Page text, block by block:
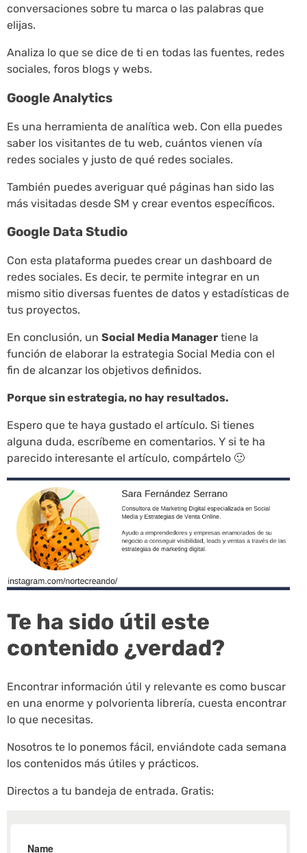
conversaciones sobre tu marca o las palabras que
elijas.
Analiza lo que se dice de ti en todas las fuentes, redes
sociales, foros blogs y webs.
Google Analytics
Es una herramienta de analítica web. Con ella puedes
saber los visitantes de tu web, cuántos vienen vía
redes sociales y justo de qué redes sociales.
También puedes averiguar qué páginas han sido las
más visitadas desde SM y crear eventos específicos.
Google Data Studio
Con esta plataforma puedes crear un dashboard de
redes sociales. Es decir, te permite integrar en un
mismo sitio diversas fuentes de datos y estadísticas de
tus proyectos.
En conclusión, un Social Media Manager tiene la
función de elaborar la estrategia Social Media con el
fin de alcanzar los objetivos definidos.
Porque sin estrategia, no hay resultados.
Espero que te haya gustado el artículo. Si tienes
alguna duda, escríbeme en comentarios. Y si te ha
parecido interesante el artículo, compártelo 🙂
Te ha sido útil este
contenido ¿verdad?
Encontrar información útil y relevante es como buscar
en una enorme y polvorienta librería, cuesta encontrar
lo que necesitas.
Nosotros te lo ponemos fácil, enviándote cada semana
los contenidos más útiles y prácticos.
Directos a tu bandeja de entrada. Gratis: